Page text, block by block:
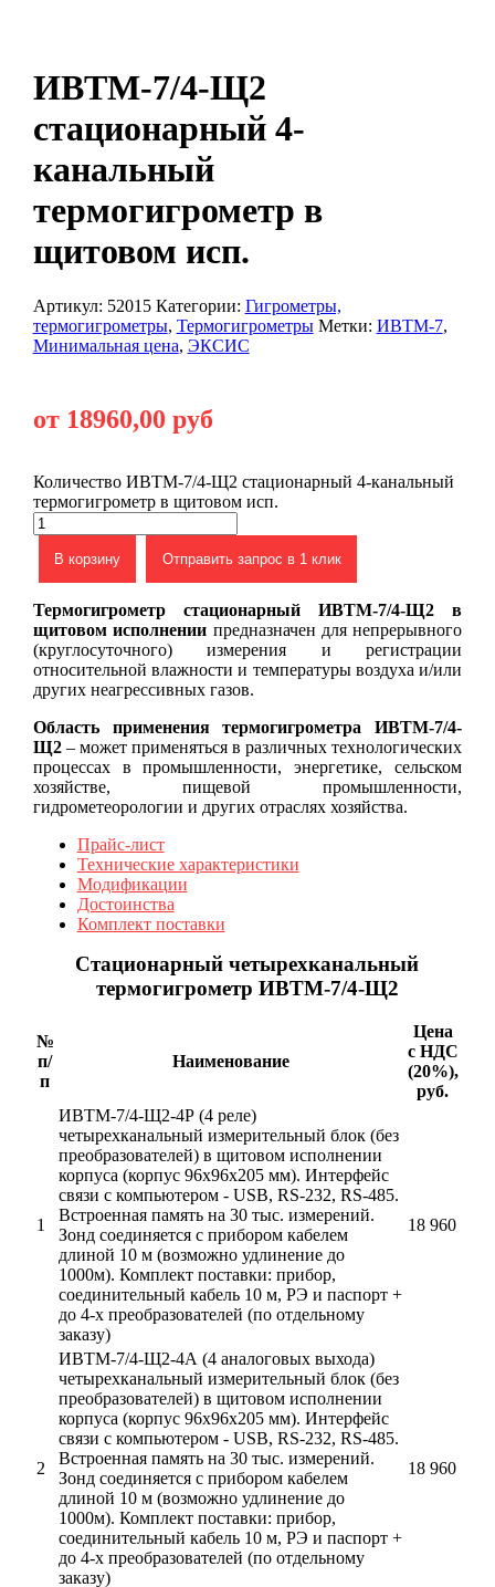
ИВТМ-7/4-Щ2
стационарный 4-
канальный
термогигрометр в
щитовом исп.
Артикул: 52015 Категории: Гигрометры,
термогигрометры, Термогигрометры Метки: ИВТМ-7,
Минимальная цена, ЭКСИС
от 18960,00 руб
Количество ИВТМ-7/4-Щ2 стационарный 4-канальный
термогигрометр в щитовом исп.
В корзину Отправить запрос в 1 клик
Термогигрометр стационарный
ИВТМ-7/4-Щ2 в
щитовом исполнении предназначен для непрерывного
(круглосуточного) измерения и регистрации
относительной влажности и температуры воздуха и/или
других неагрессивных газов.
Область применения термогигрометра ИВТМ-7/4-
Щ2 – может применяться в различных технологических
процессах в промышленности, энергетике, сельском
хозяйстве, пищевой промышленности,
гидрометеорологии и других отраслях хозяйства.
Прайс-лист
Технические характеристики
Модификации
Достоинства
Комплект поставки
Стационарный четырехканальный
термогигрометр ИВТМ-7/4-Щ2
№
п/
п
Наименование
Цена
с НДС
(20%),
руб.
1
ИВТМ-7/4-Щ2-4Р (4 реле)
четырехканальный измерительный блок (без
преобразователей) в щитовом исполнении
корпуса (корпус 96х96х205 мм). Интерфейс
связи с компьютером - USB, RS-232, RS-485.
Встроенная память на 30 тыс. измерений.
Зонд соединяется с прибором кабелем
длиной 10 м (возможно удлинение до
1000м). Комплект поставки: прибор,
соединительный кабель 10 м, РЭ и паспорт +
до 4-х преобразователей (по отдельному
заказу)
18 960
2
ИВТМ-7/4-Щ2-4А (4 аналоговых выхода)
четырехканальный измерительный блок (без
преобразователей) в щитовом исполнении
корпуса (корпус 96х96х205 мм). Интерфейс
связи с компьютером - USB, RS-232, RS-485.
Встроенная память на 30 тыс. измерений.
Зонд соединяется с прибором кабелем
длиной 10 м (возможно удлинение до
1000м). Комплект поставки: прибор,
соединительный кабель 10 м, РЭ и паспорт +
до 4-х преобразователей (по отдельному
заказу)
18 960